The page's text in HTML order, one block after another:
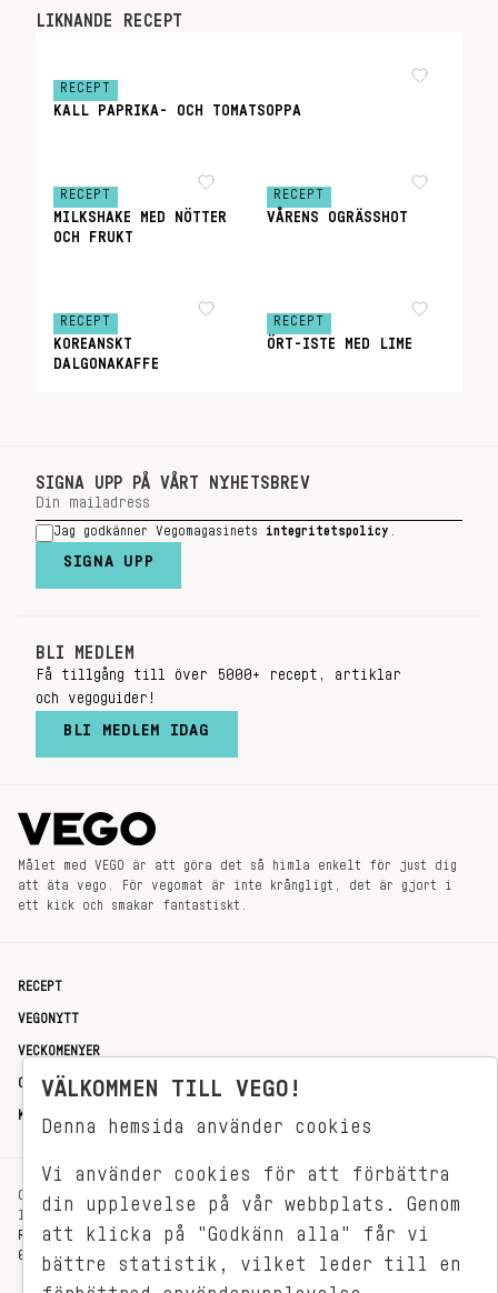
LIKNANDE RECEPT
RECEPT
KALL PAPRIKA- OCH TOMATSOPPA
RECEPT
MILKSHAKE MED NÖTTER
OCH FRUKT
RECEPT
VÅRENS OGRÄSSHOT
RECEPT
KOREANSKT
DALGONAKAFFE
RECEPT
ÖRT-ISTE MED LIME
SIGNA UPP PÅ VÅRT NYHETSBREV
Jag godkänner Vegomagasinets integritetspolicy
SIGNA UPP
BLI MEDLEM
Få tillgång till över 5000+ recept, artiklar
och vegoguider!
BLI MEDLEM IDAG
Målet med VEGO är att göra det så himla enkelt för just dig
att äta vego. För vegomat är inte krångligt, det är gjort i
ett kick och smakar fantastiskt.
RECEPT
VEGONYTT
VECKOMENYER
OM OSS
KONTAKT
OXENSTIERNSGATAN 33
114 27 STOCKHOLM
REDAKTIONEN@VEGOMAGASINET.SE
08-799 62 01
VÄLKOMMEN TILL VEGO!
Denna hemsida använder cookies
Vi använder cookies för att förbättra
din upplevelse på vår webbplats. Genom
att klicka på "Godkänn alla" får vi
bättre statistik, vilket leder till en